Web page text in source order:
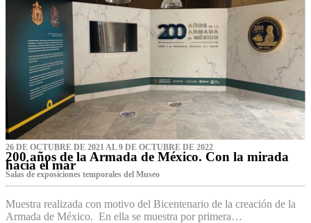
26 DE OCTUBRE DE 2021 AL 9 DE OCTUBRE DE 2022
200 años de la Armada de México. Con la mirada
hacia el mar
Salas de exposiciones temporales del Museo‌
Muestra realizada con motivo del Bicentenario de la creación de la
Armada de México. En ella se muestra por primera…